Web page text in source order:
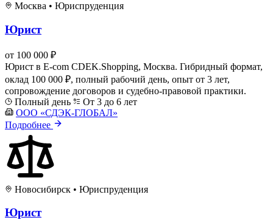
Москва • Юриспруденция
Юрист
от 100 000 ₽
Юрист в E-com CDEK.Shopping, Москва. Гибридный формат,
оклад 100 000 ₽, полный рабочий день, опыт от 3 лет,
сопровождение договоров и судебно-правовой практики.
Полный день
От 3 до 6 лет
ООО «СДЭК-ГЛОБАЛ»
Подробнее
Новосибирск • Юриспруденция
Юрист